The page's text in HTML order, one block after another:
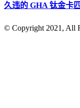
久违的 GHA 钛金卡
© Copyright 2021, All